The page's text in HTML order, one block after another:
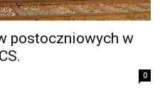
postoczniowych w
0